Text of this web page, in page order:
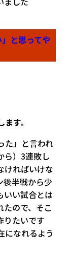
と思ってや
す。
た」と言われ
ら）3連敗し
ければいけな
後半戦から少
いい試合とは
たので、そこ
りたいです
になれるよう